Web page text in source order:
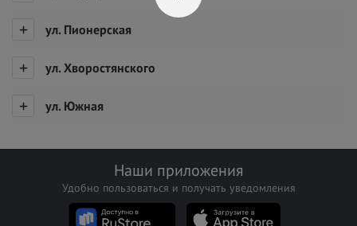
ул. Пионерская
ул. Хворостянского
ул. Южная
Наши приложения
Удобно пользоваться и получать уведомления